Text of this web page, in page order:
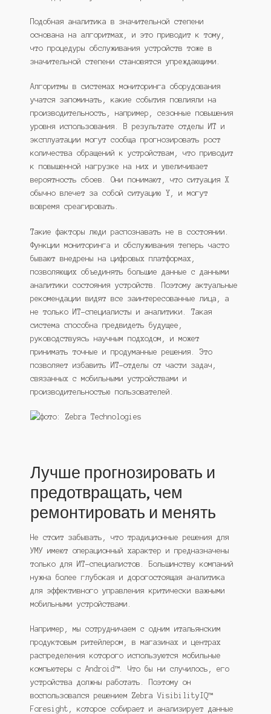
Подобная аналитика в значительной степени
основана на алгоритмах, и это приводит к тому,
что процедуры обслуживания устройств тоже в
значительной степени становятся упреждающими.
Алгоритмы в системах мониторинга оборудования
учатся запоминать, какие события повлияли на
производительность, например, сезонные повышения
уровня использования. В результате отделы ИТ и
эксплуатации могут сообща прогнозировать рост
количества обращений к устройствам, что приводит
к повышенной нагрузке на них и увеличивает
вероятность сбоев. Они понимают, что ситуация X
обычно влечет за собой ситуацию Y, и могут
вовремя среагировать.
Такие факторы люди распознавать не в состоянии.
Функции мониторинга и обслуживания теперь часто
бывают внедрены на цифровых платформах,
позволяющих объединять большие данные с данными
аналитики состояния устройств. Поэтому актуальные
рекомендации видят все заинтересованные лица, а
не только ИТ-специалисты и аналитики. Такая
система способна предвидеть будущее,
руководствуясь научным подходом, и может
принимать точные и продуманные решения. Это
позволяет избавить ИТ-отделы от части задач,
связанных с мобильными устройствами и
производительностью пользователей.
Лучше прогнозировать и
предотвращать, чем
ремонтировать и менять
Не стоит забывать, что традиционные решения для
УМУ имеют операционный характер и предназначены
только для ИТ-специалистов. Большинству компаний
нужна более глубокая и дорогостоящая аналитика
для эффективного управления критически важными
мобильными устройствами.
Например, мы сотрудничаем с одним итальянским
продуктовым ритейлером, в магазинах и центрах
распределения которого используются мобильные
компьютеры с Android™. Что бы ни случилось, его
устройства должны работать. Поэтому он
воспользовался решением Zebra VisibilityIQ™
Foresight, которое собирает и анализирует данные